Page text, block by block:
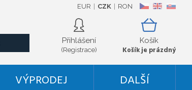
CZ EN SK
EUR CZK RON
Košík
Košík je prázdný
Přihlášení
(Registrace)
VÝPRODEJ DALŠÍ